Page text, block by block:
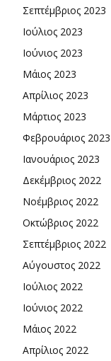
Σεπτέμβριος 2023
Ιούλιος 2023
Ιούνιος 2023
Μάιος 2023
Απρίλιος 2023
Μάρτιος 2023
Φεβρουάριος 2023
Ιανουάριος 2023
Δεκέμβριος 2022
Νοέμβριος 2022
Οκτώβριος 2022
Σεπτέμβριος 2022
Αύγουστος 2022
Ιούλιος 2022
Ιούνιος 2022
Μάιος 2022
Απρίλιος 2022